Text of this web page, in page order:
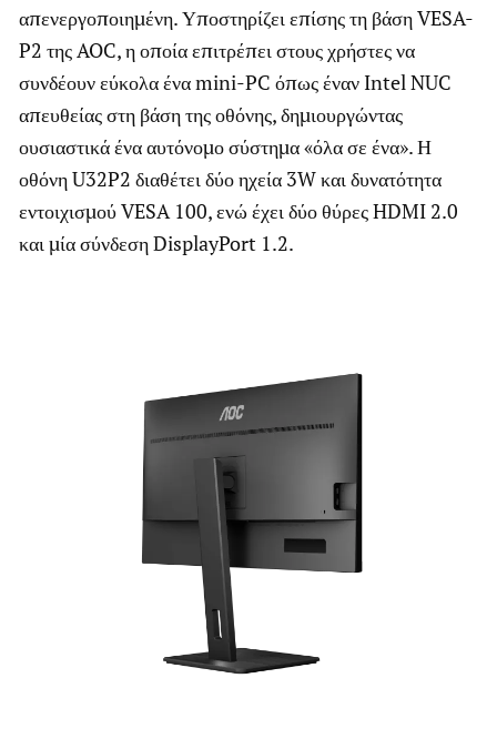
απενεργοποιημένη. Υποστηρίζει επίσης τη βάση VESA-
P2 της AOC, η οποία επιτρέπει στους χρήστες να
συνδέουν εύκολα ένα mini-PC όπως έναν Intel NUC
απευθείας στη βάση της οθόνης, δημιουργώντας
ουσιαστικά ένα αυτόνομο σύστημα «όλα σε ένα». Η
οθόνη U32P2 διαθέτει δύο ηχεία 3W και δυνατότητα
εντοιχισμού VESA 100, ενώ έχει δύο θύρες HDMI 2.0
και μία σύνδεση DisplayPort 1.2.